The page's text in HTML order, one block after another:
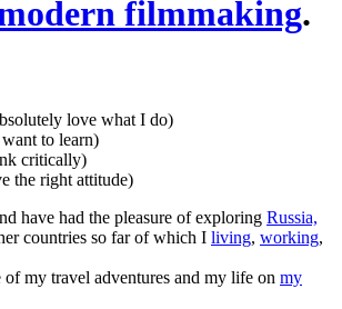
filmmaking.
love what I do)
to learn)
critically)
the right attitude)
have had the pleasure of exploring Russia,
countries so far of which I living, working,
my travel adventures and my life on my